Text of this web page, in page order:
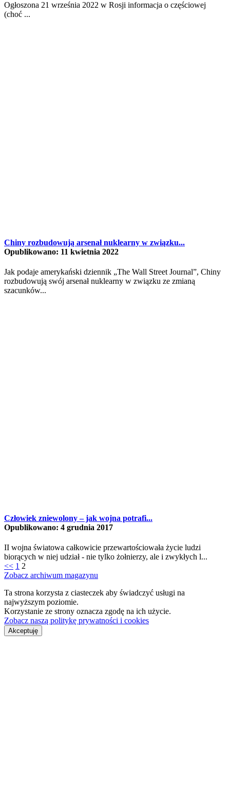
Ogłoszona 21 września 2022 w Rosji informacja o częściowej
(choć ...
Chiny rozbudowują arsenał nuklearny w związku...
Opublikowano: 11 kwietnia 2022
Jak podaje amerykański dziennik „The Wall Street Journal”, Chiny
rozbudowują swój arsenał nuklearny w związku ze zmianą
szacunków...
Człowiek zniewolony – jak wojna potrafi...
Opublikowano: 4 grudnia 2017
II wojna światowa całkowicie przewartościowała życie ludzi
biorących w niej udział - nie tylko żołnierzy, ale i zwykłych l...
<< 1 2
Zobacz archiwum magazynu
Ta strona korzysta z ciasteczek aby świadczyć usługi na
najwyższym poziomie.
Korzystanie ze strony oznacza zgodę na ich użycie.
Zobacz naszą politykę prywatności i cookies
Akceptuję